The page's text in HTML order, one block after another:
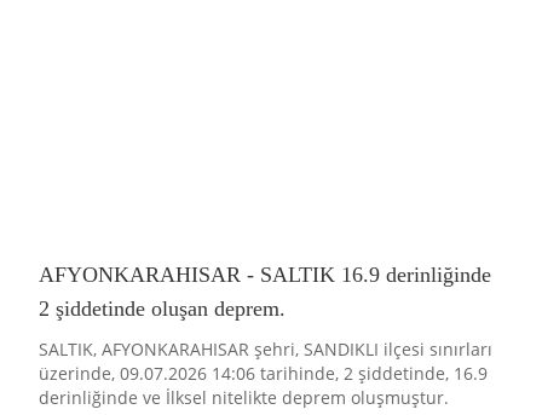
AFYONKARAHISAR - SALTIK 16.9 derinliğinde
2 şiddetinde oluşan deprem.
SALTIK, AFYONKARAHISAR şehri, SANDIKLI ilçesi sınırları
üzerinde, 09.07.2026 14:06 tarihinde, 2 şiddetinde, 16.9
derinliğinde ve İlksel nitelikte deprem oluşmuştur.